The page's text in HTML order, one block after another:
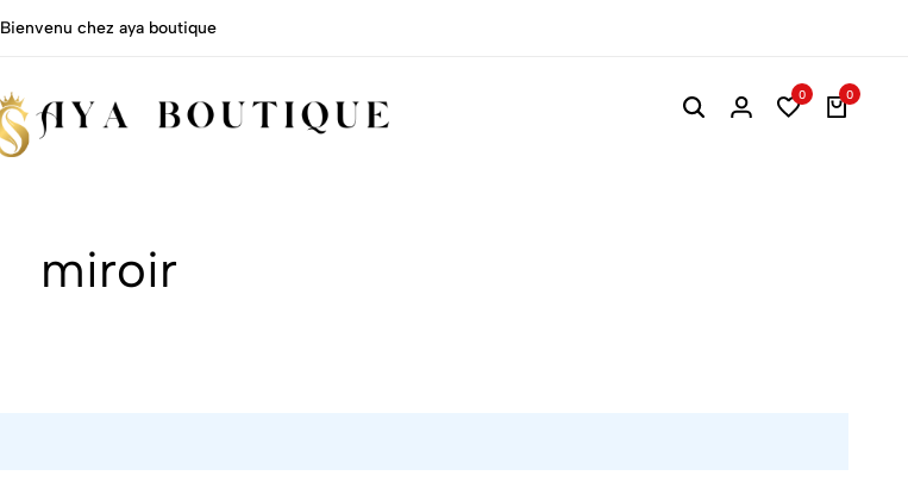
Bienvenu chez aya boutique
0 0
miroir